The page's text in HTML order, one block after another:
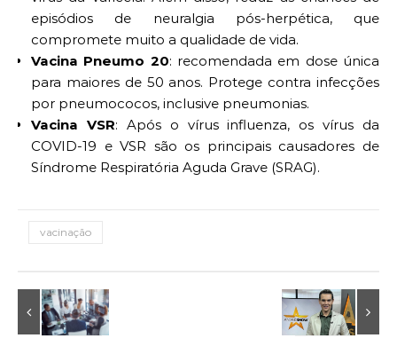
episódios de neuralgia pós-herpética, que
compromete muito a qualidade de vida.
Vacina Pneumo 20: recomendada em dose única
para maiores de 50 anos. Protege contra infecções
por pneumococos, inclusive pneumonias.
Vacina VSR: Após o vírus influenza, os vírus da
COVID-19 e VSR são os principais causadores de
Síndrome Respiratória Aguda Grave (SRAG).
vacinação